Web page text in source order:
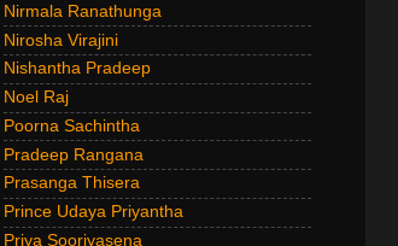
Nirmala Ranathunga
Nirosha Virajini
Nishantha Pradeep
Noel Raj
Poorna Sachintha
Pradeep Rangana
Prasanga Thisera
Prince Udaya Priyantha
Priya Sooriyasena